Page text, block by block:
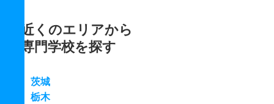
近くのエリアから
専門学校を探す
茨城
栃木